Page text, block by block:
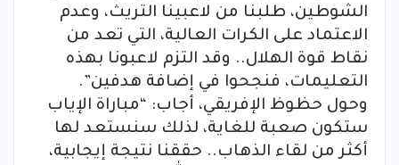
الشوطين، طلبنا من لاعبينا التريث، وعدم
الاعتماد على الكرات العالية، التي تعد من
نقاط قوة الهلال.. وقد التزم لاعبونا بهذه
التعليمات، فنجحوا في إضافة هدفين”.
وحول حظوظ الإفريقي، أجاب: “مباراة الإياب
ستكون صعبة للغاية، لذلك سنستعد لها
أكثر من لقاء الذهاب.. حققنا نتيجة إيجابية،